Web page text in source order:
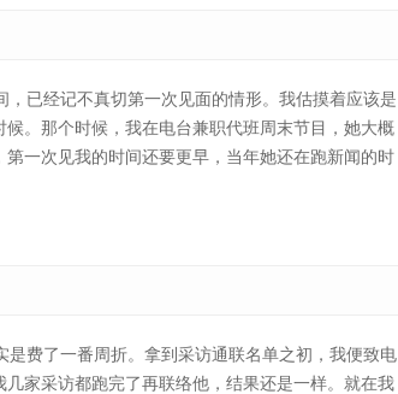
已经记不真切第一次见面的情形。我估摸着应该是
。那个时候，我在电台兼职代班周末节目，她大概
一次见我的时间还要更早，当年她还在跑新闻的时
费了一番周折。拿到采访通联名单之初，我便致电
家采访都跑完了再联络他，结果还是一样。就在我